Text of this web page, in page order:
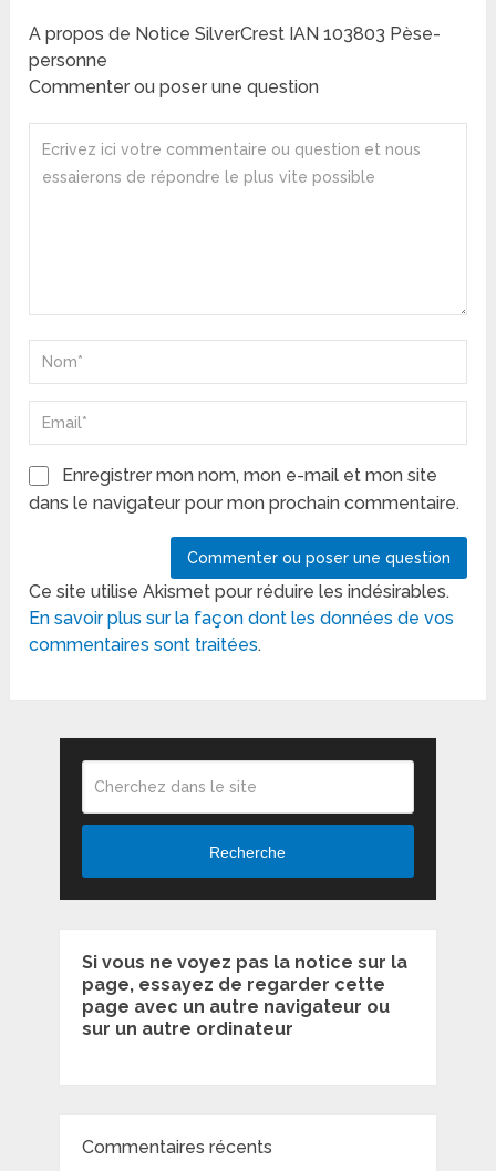
A propos de Notice SilverCrest IAN 103803 Pèse-
personne
Commenter ou poser une question
Enregistrer mon nom, mon e-mail et mon site
dans le navigateur pour mon prochain commentaire.
Ce site utilise Akismet pour réduire les indésirables.
En savoir plus sur la façon dont les données de vos
commentaires sont traitées.
Recherche
Si vous ne voyez pas la notice sur la
page, essayez de regarder cette
page avec un autre navigateur ou
sur un autre ordinateur
Commentaires récents